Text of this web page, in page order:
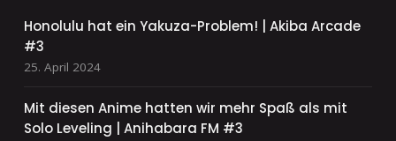
Honolulu hat ein Yakuza-Problem! | Akiba Arcade
#3
25. April 2024
Mit diesen Anime hatten wir mehr Spaß als mit
Solo Leveling | Anihabara FM #3